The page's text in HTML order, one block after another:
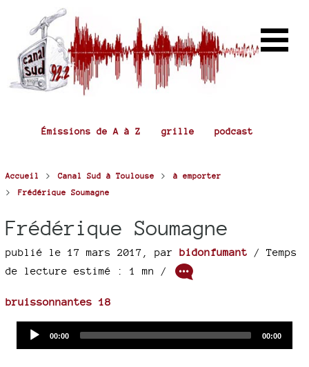
Émissions de A à Z grille podcast
Accueil > Canal Sud à Toulouse > à emporter
> Frédérique Soumagne
Frédérique Soumagne
publié le 17 mars 2017 par bidonfumant / Temps
de lecture estimé : 1 mn /
bruissonnantes 18
Current
00:00
Total
00:00